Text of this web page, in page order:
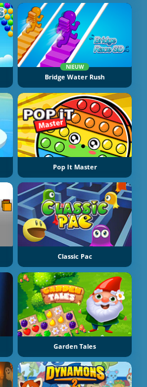
NIEUW
Bridge Water Rush
Pop It Master
Classic Pac
Garden Tales